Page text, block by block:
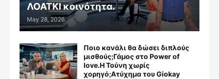
ΛΟΑΤΚΙ κοινότητα.
May 28, 2026
Ποιο κανάλι θα δώσει διπλούς
μισθούς;Γάμος στο Power of
love.Η Τούνη χωρίς
χορηγό;Aτύχημα του Giokay